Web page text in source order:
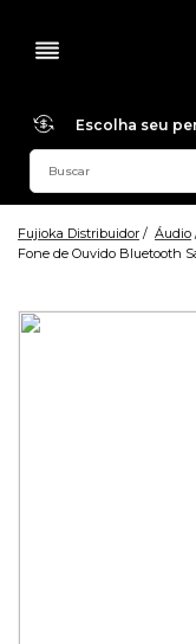
Escolha seu
Fujioka Distribuidor Áudio
Fone de Ouvido Bluetooth